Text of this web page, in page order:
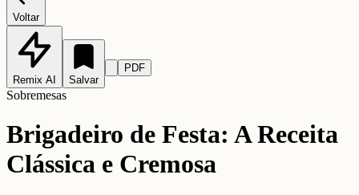
Voltar
Remix AI Salvar
PDF
Sobremesas
Brigadeiro de Festa: A Receita
Clássica e Cremosa